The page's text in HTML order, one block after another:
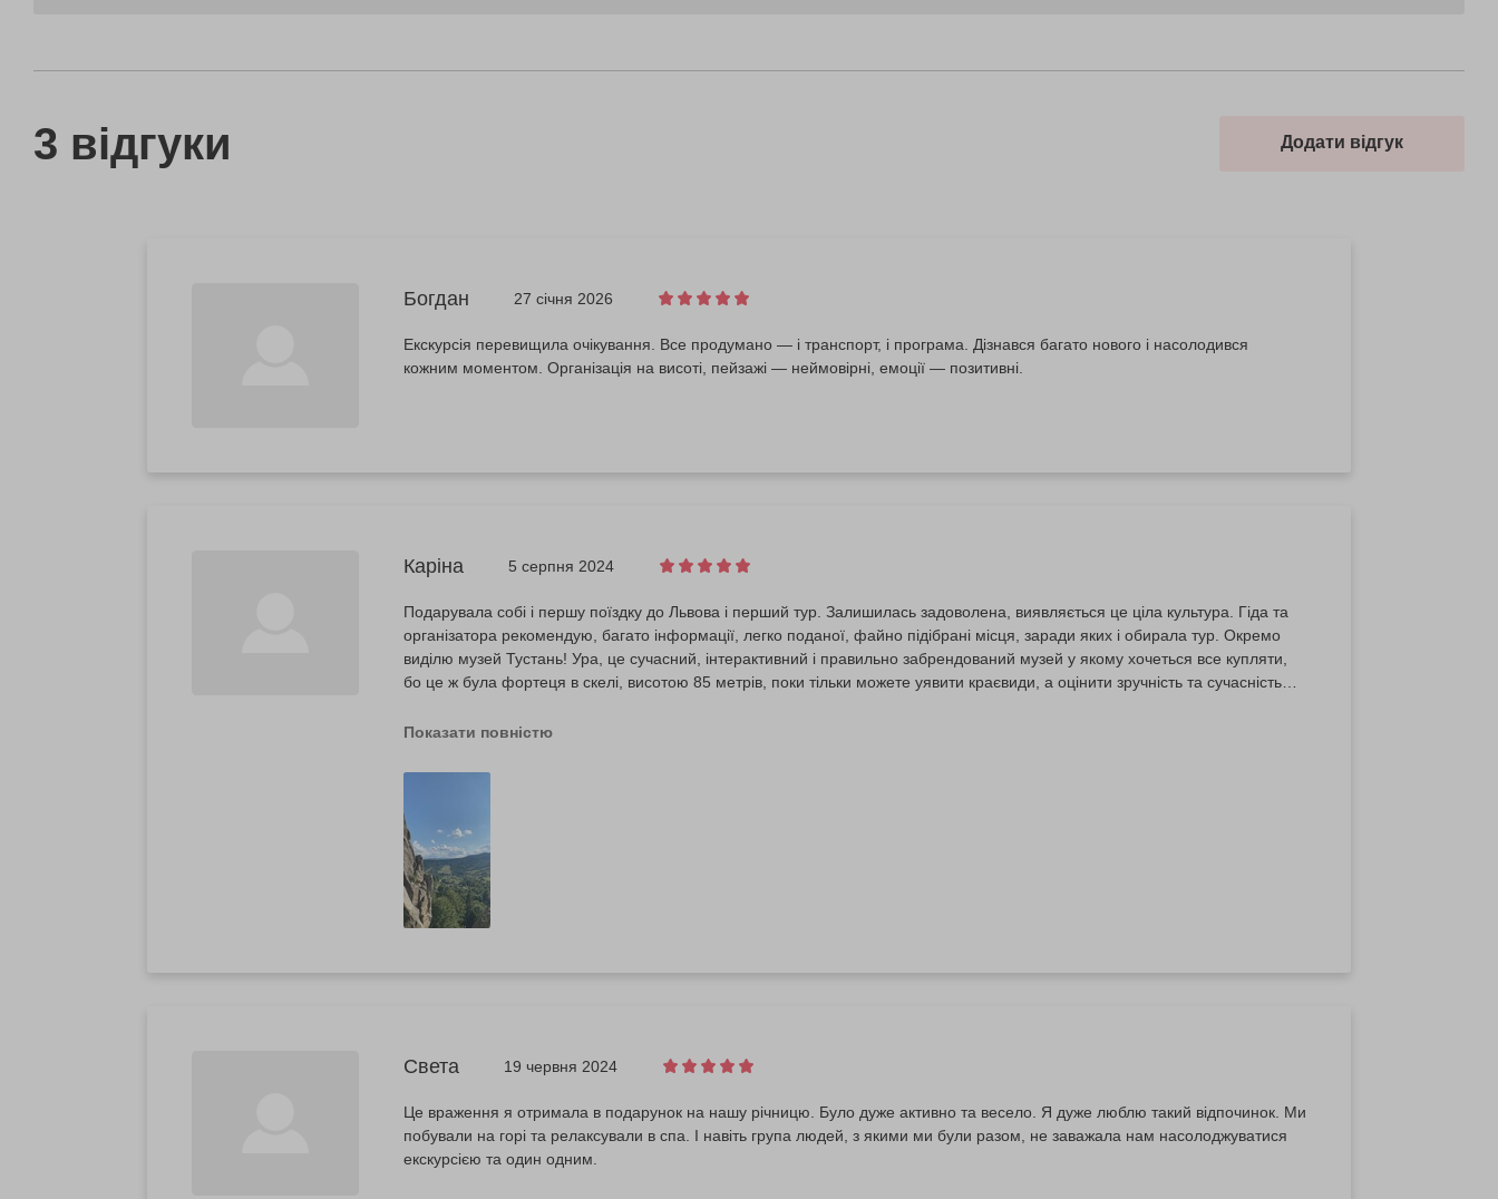
3 відгуки Додати відгук
Богдан 27 січня 2026
Екскурсія перевищила очікування. Все продумано — і транспорт, і програма. Дізнався багато нового і насолодився
кожним моментом. Організація на висоті, пейзажі — неймовірні, емоції — позитивні.
Каріна 5 серпня 2024
Подарувала собі і першу поїздку до Львова і перший тур. Залишилась задоволена, виявляється це ціла культура. Гіда та
організатора рекомендую, багато інформації, легко поданої, файно підібрані місця, заради яких і обирала тур. Окремо
виділю музей Тустань! Ура, це сучасний, інтерактивний і правильно забрендований музей у якому хочеться все купляти,
бо це ж була фортеця в скелі, висотою 85 метрів, поки тільки можете уявити краєвиди, а оцінити зручність та сучасність
Показати повністю
Света 19 червня 2024
Це враження я отримала в подарунок на нашу річницю. Було дуже активно та весело. Я дуже люблю такий відпочинок. Ми
побували на горі та релаксували в спа. І навіть група людей, з якими ми були разом, не заважала нам насолоджуватися
екскурсією та один одним.